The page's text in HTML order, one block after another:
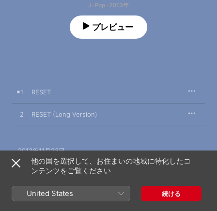
J-Pop · 2013年
プレビュー
1 RESET
2 RESET (Long Version)
2013年11月23日
2曲、10分
℗ 2013 IROAS CORPORATION
他の国を選択して、お住まいの地域に特化したコ
ンテンツをご覧ください
United States 続ける